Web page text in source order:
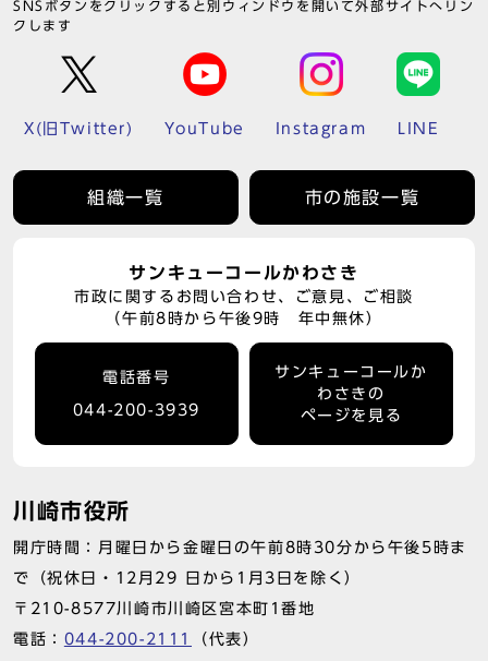
SNSボタンをクリックすると別ウィンドウを開いて外部サイトへリン
クします
X(旧Twitter) YouTube Instagram LINE
組織一覧 市の施設一覧
サンキューコールかわさき
市政に関するお問い合わせ、ご意見、ご相談
（午前8時から午後9時 年中無休）
電話番号
044-200-3939
サンキューコールか
わさきの
ページを見る
川崎市役所
開庁時間：月曜日から金曜日の午前8時30分から午後5時ま
で（祝休日・12月29 日から1月3日を除く）
〒210-8577川崎市川崎区宮本町1番地
電話： 044-200-2111 （代表）